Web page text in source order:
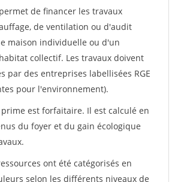
permet de financer les travaux
de ventilation ou d'audit
maison individuelle ou d'un
collectif. Les travaux doivent
par des entreprises labellisées RGE
pour l'environnement).
est forfaitaire. Il est calculé en
du foyer et du gain écologique
ont été catégorisés en
selon les différents niveaux de